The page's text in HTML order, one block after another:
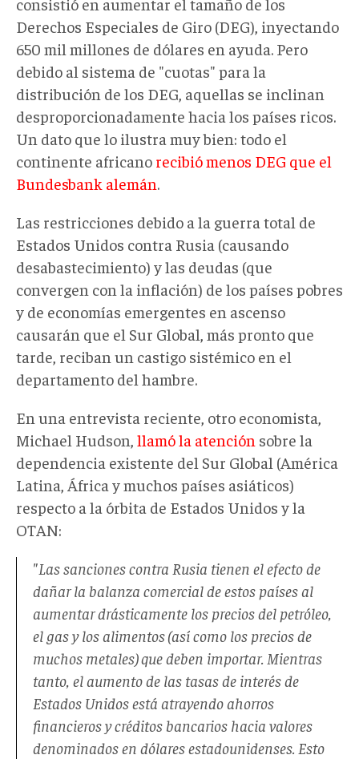
Derechos Especiales de Giro (DEG), inyectando
650 mil millones de dólares en ayuda. Pero
debido al sistema de "cuotas" para la
distribución de los DEG, aquellas se inclinan
desproporcionadamente hacia los países ricos.
Un dato que lo ilustra muy bien: todo el
continente africano recibió menos DEG que el
Bundesbank alemán.
Las restricciones debido a la guerra total de
Estados Unidos contra Rusia (causando
desabastecimiento) y las deudas (que
convergen con la inflación) de los países pobres
y de economías emergentes en ascenso
causarán que el Sur Global, más pronto que
tarde, reciban un castigo sistémico en el
departamento del hambre.
En una entrevista reciente, otro economista,
Michael Hudson, llamó la atención sobre la
dependencia existente del Sur Global (América
Latina, África y muchos países asiáticos)
respecto a la órbita de Estados Unidos y la
OTAN:
"Las sanciones contra Rusia tienen el efecto de
dañar la balanza comercial de estos países al
aumentar drásticamente los precios del petróleo,
el gas y los alimentos (así como los precios de
muchos metales) que deben importar. Mientras
tanto, el aumento de las tasas de interés de
Estados Unidos está atrayendo ahorros
financieros y créditos bancarios hacia valores
denominados en dólares estadounidenses. Esto